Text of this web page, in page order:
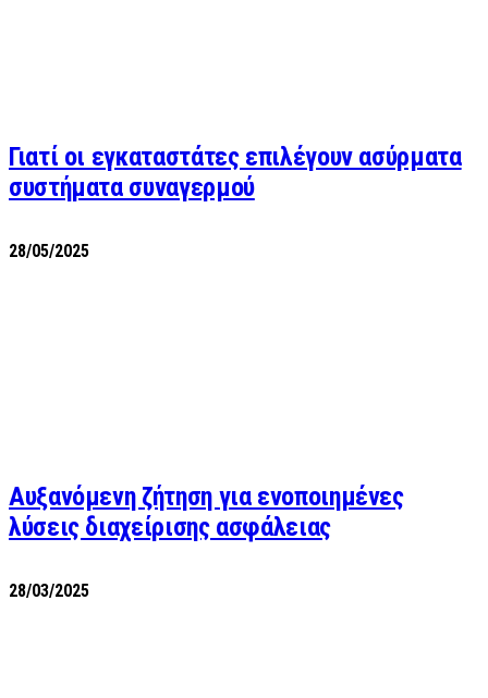
Γιατί οι εγκαταστάτες επιλέγουν ασύρματα
συστήματα συναγερμού
28/05/2025
Αυξανόμενη ζήτηση για ενοποιημένες
λύσεις διαχείρισης ασφάλειας
28/03/2025